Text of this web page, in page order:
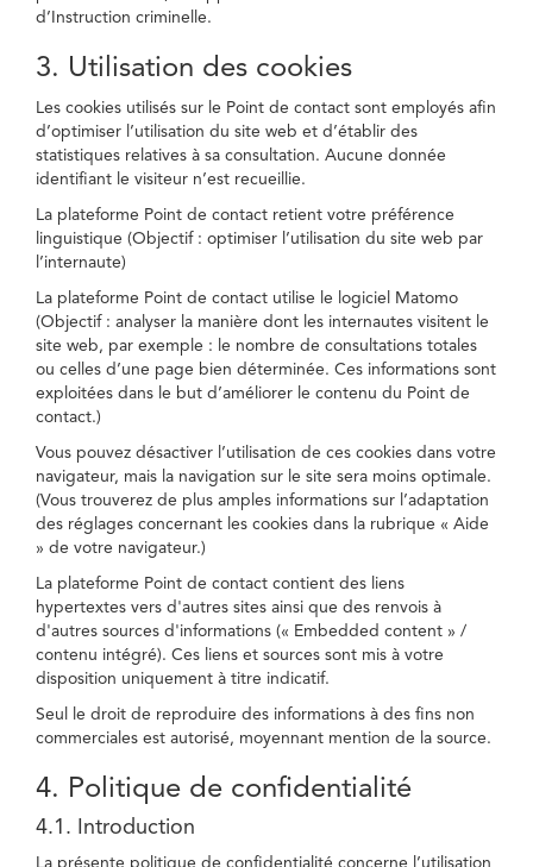
d’Instruction criminelle.
3. Utilisation des cookies
Les cookies utilisés sur le Point de contact sont employés afin
d’optimiser l’utilisation du site web et d’établir des
statistiques relatives à sa consultation. Aucune donnée
identifiant le visiteur n’est recueillie.
La plateforme Point de contact retient votre préférence
linguistique (Objectif : optimiser l’utilisation du site web par
l’internaute)
La plateforme Point de contact utilise le logiciel Matomo
(Objectif : analyser la manière dont les internautes visitent le
site web, par exemple : le nombre de consultations totales
ou celles d’une page bien déterminée. Ces informations sont
exploitées dans le but d’améliorer le contenu du Point de
contact.)
Vous pouvez désactiver l’utilisation de ces cookies dans votre
navigateur, mais la navigation sur le site sera moins optimale.
(Vous trouverez de plus amples informations sur l’adaptation
des réglages concernant les cookies dans la rubrique « Aide
» de votre navigateur.)
La plateforme Point de contact contient des liens
hypertextes vers d'autres sites ainsi que des renvois à
d'autres sources d'informations (« Embedded content » /
contenu intégré). Ces liens et sources sont mis à votre
disposition uniquement à titre indicatif.
Seul le droit de reproduire des informations à des fins non
commerciales est autorisé, moyennant mention de la source.
4. Politique de confidentialité
4.1. Introduction
La présente politique de confidentialité concerne l’utilisation